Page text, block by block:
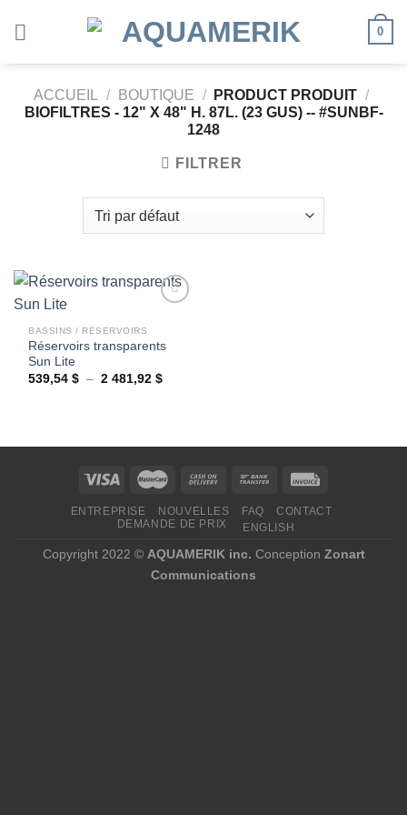
0
ACCUEIL / BOUTIQUE / PRODUCT PRODUIT /
BIOFILTRES - 12" X 48" H. 87L. (23 GUS) -- #SUNBF-
1248
FILTRER
Ajouter
wishlist
BASSINS / RÉSERVOIRS
Réservoirs transparents
Sun Lite
539,54$ – 2 481,92$Plage
481,92 $
ENTREPRISE NOUVELLES FAQ
CONTACT
DEMANDE DE PRIX
ENGLISH
Copyright 2022 © AQUAMERIK inc. Conception Zonart
Communications